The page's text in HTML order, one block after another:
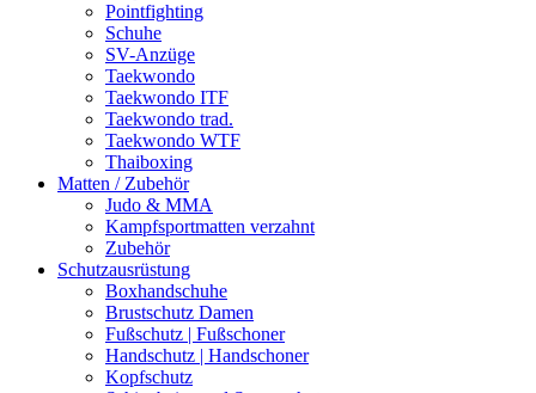
Pointfighting
Schuhe
SV-Anzüge
Taekwondo
Taekwondo ITF
Taekwondo trad.
Taekwondo WTF
Thaiboxing
Matten / Zubehör
Judo & MMA
Kampfsportmatten verzahnt
Zubehör
Schutzausrüstung
Boxhandschuhe
Brustschutz Damen
Fußschutz | Fußschoner
Handschutz | Handschoner
Kopfschutz